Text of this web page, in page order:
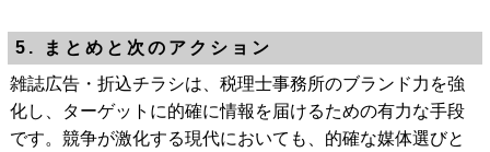
5. まとめと次のアクション
雑誌広告・折込チラシは、税理士事務所のブランド力を強
化し、ターゲットに的確に情報を届けるための有力な手段
です。競争が激化する現代においても、的確な媒体選びと